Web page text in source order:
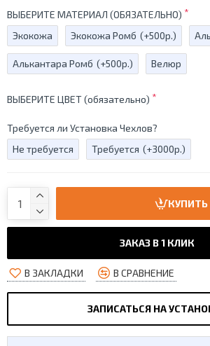
ВЫБЕРИТЕ МАТЕРИАЛ (ОБЯЗАТЕЛЬНО)
Экокожа
Экокожа Ромб (+500р.)
Алькантара Ромб (+500р.) Велюр
ВЫБЕРИТЕ ЦВЕТ (обязательно)
Требуется ли Установка Чехлов?
Не требуется
Требуется (+3000р.)
КУПИТЬ
ЗАКАЗ В 1 КЛИК
В ЗАКЛАДКИ В СРАВНЕНИЕ
ЗАПИСАТЬСЯ НА